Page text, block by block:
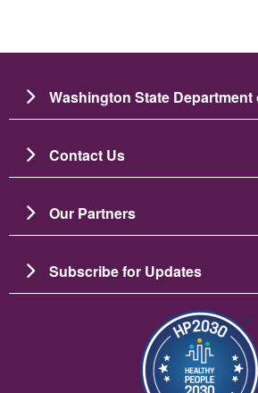
Washington State Department
Contact Us
Our Partners
Subscribe for Updates
ပုံရိပ်